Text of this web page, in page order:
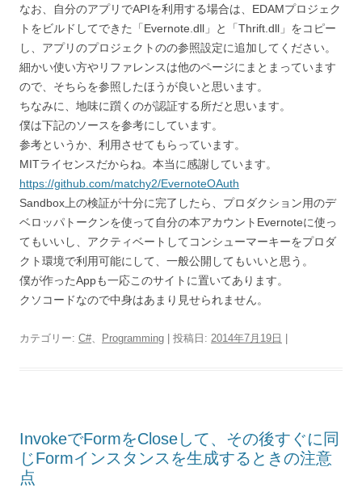
なお、自分のアプリでAPIを利用する場合は、EDAMプロジェク
トをビルドしてできた「Evernote.dll」と「Thrift.dll」をコピー
し、アプリのプロジェクトのの参照設定に追加してください。
細かい使い方やリファレンスは他のページにまとまっています
ので、そちらを参照したほうが良いと思います。
ちなみに、地味に躓くのが認証する所だと思います。
僕は下記のソースを参考にしています。
参考というか、利用させてもらっています。
MITライセンスだからね。本当に感謝しています。
https://github.com/matchy2/EvernoteOAuth
Sandbox上の検証が十分に完了したら、プロダクション用のデ
ベロッパトークンを使って自分の本アカウントEvernoteに使っ
てもいいし、アクティベートしてコンシューマーキーをプロダ
クト環境で利用可能にして、一般公開してもいいと思う。
僕が作ったAppも一応このサイトに置いてあります。
クソコードなので中身はあまり見せられません。
カテゴリー: C#、 Programming | 投稿日: 2014年7月19日
InvokeでFormをCloseして、その後すぐに同
じFormインスタンスを生成するときの注意
点